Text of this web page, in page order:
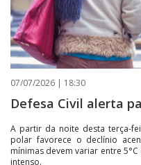
07/07/2026 | 18:30
Defesa Civil alerta
A partir da noite desta terça-
polar favorece o declínio
mínimas devem variar entre
intenso.